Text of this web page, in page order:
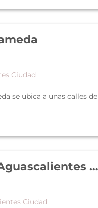
Ciudad
se ubica a unas calles del
Hotel Misión Aguascalientes Zona Sur
Ciudad